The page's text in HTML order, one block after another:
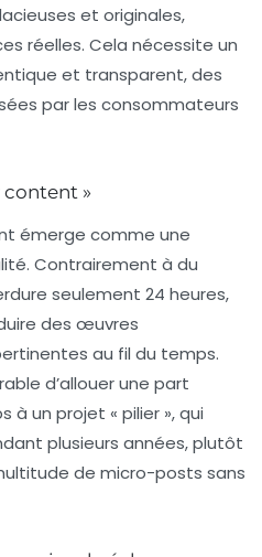
et originales,
réelles. Cela nécessite un
et transparent, des
par les consommateurs
content »
émerge comme une
Contrairement à du
seulement 24 heures,
des œuvres
au fil du temps.
d’allouer une part
un projet « pilier », qui
plusieurs années, plutôt
de micro-posts sans